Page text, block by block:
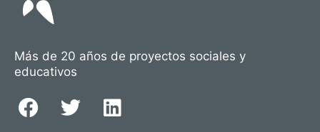
Más de 20 años de proyectos sociales y
educativos